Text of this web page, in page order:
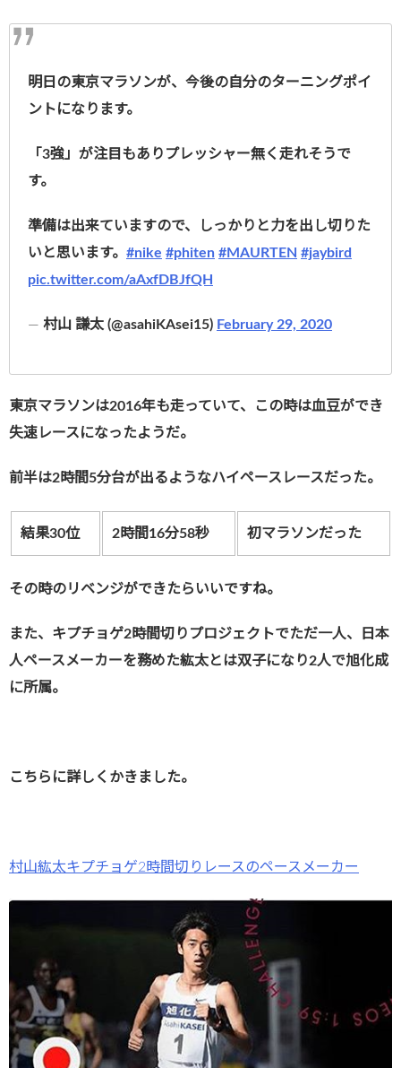
明日の東京マラソンが、今後の自分のターニングポイ
ントになります。
「3強」が注目もありプレッシャー無く走れそうで
す。
準備は出来ていますので、しっかりと力を出し切りた
いと思います。 #nike #phiten #MAURTEN #jaybird
pic.twitter.com/aAxfDBJfQH
— 村山 謙太 (@asahiKAsei15) February 29, 2020
東京マラソンは2016年も走っていて、この時は血豆ができ
失速レースになったようだ。
前半は2時間5分台が出るようなハイペースレースだった。
結果30位 2時間16分58秒 初マラソンだった
その時のリベンジができたらいいですね。
また、キプチョゲ2時間切りプロジェクトでただ一人、日本
人ペースメーカーを務めた紘太とは双子になり2人で旭化成
に所属。
こちらに詳しくかきました。
村山紘太キプチョゲ2時間切りレースのペースメーカー